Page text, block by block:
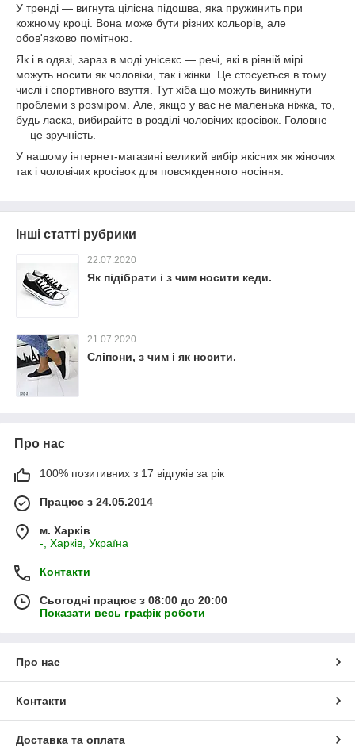
У тренді — вигнута цілісна підошва, яка пружинить при
кожному кроці. Вона може бути різних кольорів, але
обов'язково помітною.
Як і в одязі, зараз в моді унісекс — речі, які в рівній мірі
можуть носити як чоловіки, так і жінки. Це стосується в тому
числі і спортивного взуття. Тут хіба що можуть виникнути
проблеми з розміром. Але, якщо у вас не маленька ніжка, то,
будь ласка, вибирайте в розділі чоловічих кросівок. Головне
— це зручність.
У нашому інтернет-магазині великий вибір якісних як жіночих
так і чоловічих кросівок для повсякденного носіння.
Інші статті рубрики
22.07.2020
Як підібрати і з чим носити кеди.
21.07.2020
Сліпони, з чим і як носити.
Про нас
100% позитивних з 17 відгуків за рік
Працює з 24.05.2014
м. Харків
-, Харків, Україна
Контакти
Сьогодні працює з 08:00 до 20:00
Показати весь графік роботи
Про нас
Контакти
Доставка та оплата